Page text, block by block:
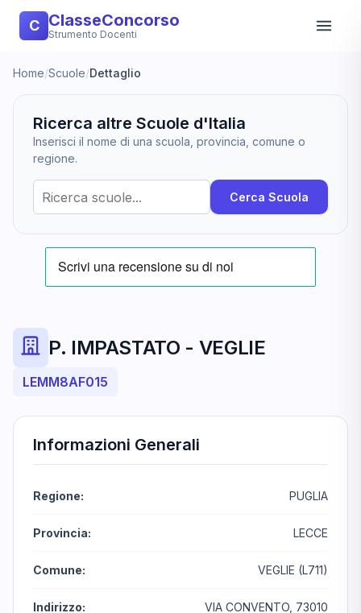
C ClasseConcorso
Strumento Docenti
Home/Scuole/Dettaglio
Ricerca altre Scuole d'Italia
Inserisci il nome di una scuola, provincia, comune o
regione.
Cerca Scuola
P. IMPASTATO - VEGLIE
LEMM8AF015
Informazioni Generali
Regione: PUGLIA
Provincia: LECCE
Comune: VEGLIE (L711)
Indirizzo: VIA CONVENTO, 73010